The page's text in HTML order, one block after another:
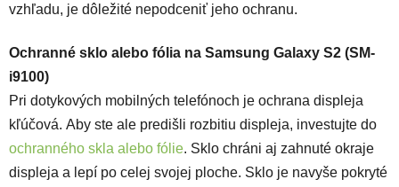
vzhľadu, je dôležité nepodceniť jeho ochranu.
Ochranné sklo alebo fólia na Samsung Galaxy S2 (SM-
i9100)
Pri dotykových mobilných telefónoch je ochrana displeja
kľúčová. Aby ste ale predišli rozbitiu displeja, investujte do
ochranného skla alebo fólie. Sklo chráni aj zahnuté okraje
displeja a lepí po celej svojej ploche. Sklo je navyše pokryté